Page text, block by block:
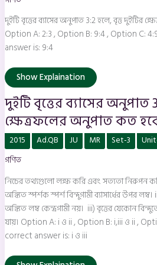
দুইটি বৃত্তের ব্যাসের অনুপাত 3:2 হলে, বৃত্ত দুইটির
Option A: 2:3 , Option B: 9:4 , Option C:
answer is: 9:4
হলে,
বৃত্ত
দুইটির
ক্ষেত্রফলের
অনুপাত
হবে?
Show Explaination
দুইটি বৃত্তের ব্যাসের অনুপাত
ক্ষেত্রফলের অনুপাত কত
2015 Ad.QB JU MR Set-3
গণিত
নিচের তথ্যগুলো লক্ষ করি এবং সত্যতা নিরুপন
অঙ্কিত স্পর্শক স্পর্শ বিন্দুগামী ব্যাসার্ধের উপর
অঙ্কিত লম্ব কেন্দ্রগামী নয়। iii) বৃত্তের যেকোন
যায়। Option A: i ও ii , Option B: i,iii ও ii ,
correct answer is: i ও iii
নিচের
তথ্যগুলো
লক্ষ
করি
সত্যতা
নিরুপন
করি-
i)
বৃত্তের
যেকোনো
বিন্দুতে
অঙ্কিত
স্পর্শ
বিন্দুগামী